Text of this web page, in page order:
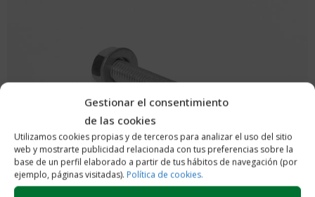
Gestionar el consentimiento
de las cookies
Utilizamos cookies propias y de terceros para analizar el uso del sitio
web y mostrarte publicidad relacionada con tus preferencias sobre la
base de un perfil elaborado a partir de tus hábitos de navegación (por
ejemplo, páginas visitadas). Política de cookies.